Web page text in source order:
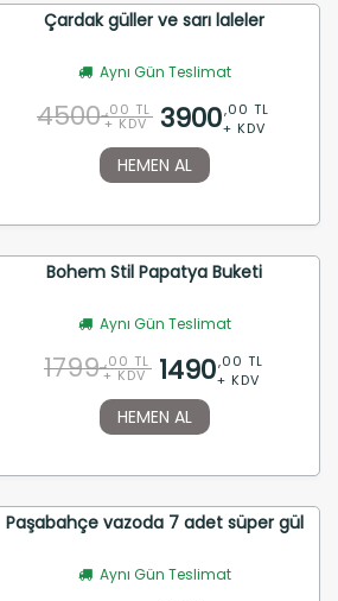
Çardak güller ve sarı laleler
Aynı Gün Teslimat
4500 ,00 TL
+ KDV 3900,00 TL
+ KDV
HEMEN AL
Bohem Stil Papatya Buketi
Aynı Gün Teslimat
1799 ,00 TL
+ KDV 1490,00 TL
+ KDV
HEMEN AL
Paşabahçe vazoda 7 adet süper gül
Aynı Gün Teslimat